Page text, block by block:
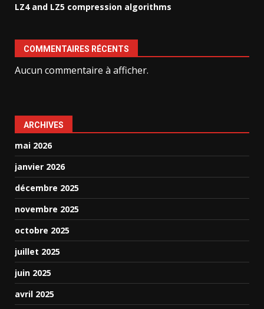
LZ4 and LZ5 compression algorithms
COMMENTAIRES RÉCENTS
Aucun commentaire à afficher.
ARCHIVES
mai 2026
janvier 2026
décembre 2025
novembre 2025
octobre 2025
juillet 2025
juin 2025
avril 2025